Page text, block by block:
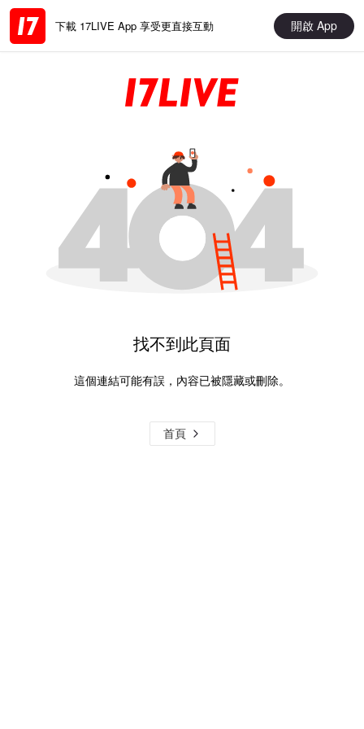
下載 17LIVE App 享受更直接互動 開啟 App
找不到此頁面
這個連結可能有誤，內容已被隱藏或刪除。
首頁